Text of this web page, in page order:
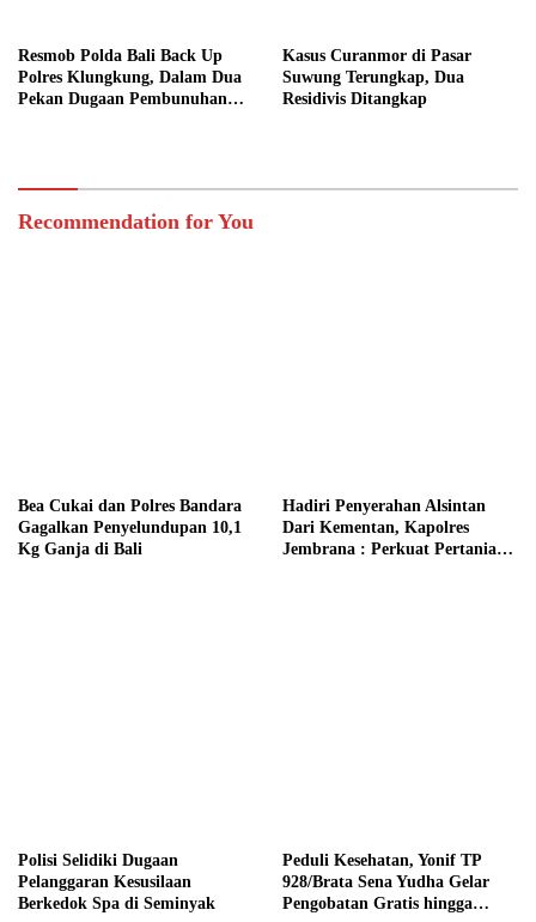
Resmob Polda Bali Back Up
Polres Klungkung, Dalam Dua
Pekan Dugaan Pembunuhan
Kasus Curanmor di Pasar
Suwung Terungkap, Dua
Residivis Ditangkap
Recommendation for You
Bea Cukai dan Polres Bandara
Gagalkan Penyelundupan 10,1
Kg Ganja di Bali
Hadiri Penyerahan Alsintan
Dari Kementan, Kapolres
Jembrana : Perkuat Pertanian
Polisi Selidiki Dugaan
Pelanggaran Kesusilaan
Berkedok Spa di Seminyak
Peduli Kesehatan, Yonif TP
928/Brata Sena Yudha Gelar
Pengobatan Gratis hingga